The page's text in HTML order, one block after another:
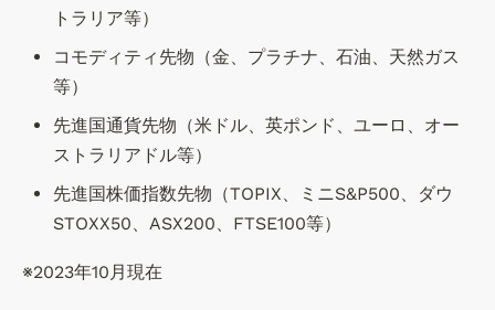
トラリア等）
コモディティ先物（金、プラチナ、石油、天然ガス
等）
先進国通貨先物（米ドル、英ポンド、ユーロ、オー
ストラリアドル等）
先進国株価指数先物（TOPIX、ミニS&P500、ダウ
STOXX50、ASX200、FTSE100等）
※2023年10月現在